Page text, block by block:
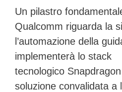
Un pilastro
Qualcomm riguarda la
l’automazione della
implementerà lo stack
tecnologico
soluzione convalidata a